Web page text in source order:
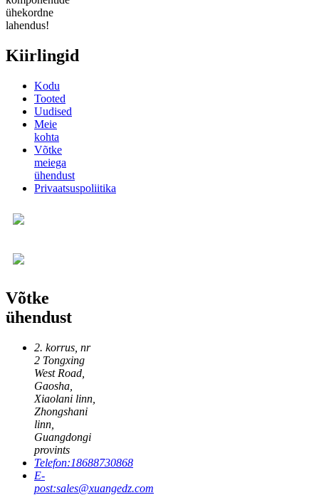
ühekordne
lahendus!
Kiirlingid
Kodu
Tooted
Uudised
Meie
kohta
Võtke
meiega
ühendust
Privaatsuspoliitika
Võtke
ühendust
2. korrus, nr
2 Tongxing
West Road,
Gaosha,
Xiaolani linn,
Zhongshani
linn,
Guangdongi
provints
Telefon:18688730868
E-
post:sales@xuangedz.com